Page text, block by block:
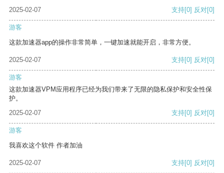
2025-02-07
支持[0] 反对[0]
游客
这款加速器app的操作非常简单，一键加速就能开启，非常方便。
2025-02-07 支持[0] 反对[0]
游客
这款加速器VPM应用程序已经为我们带来了无限的隐私保护和安全性保
护。
2025-02-07
支持[0] 反对[0]
游客
我喜欢这个软件 作者加油
2025-02-07 支持[0] 反对[0]